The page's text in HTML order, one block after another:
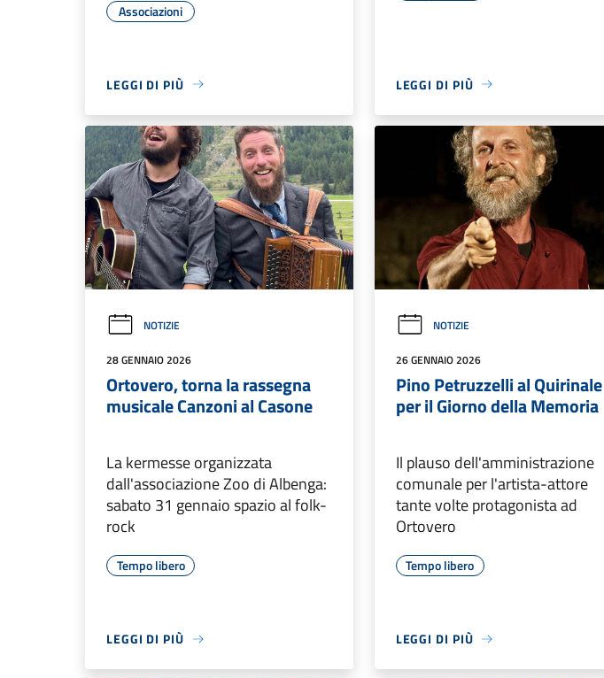
Associazioni
LEGGI DI PIÙ LEGGI DI PIÙ
NOTIZIE
28 GENNAIO 2026
Ortovero, torna la rassegna
musicale Canzoni al Casone
La kermesse organizzata
dall'associazione Zoo di Albenga:
sabato 31 gennaio spazio al folk-
rock
Tempo libero
LEGGI DI PIÙ
NOTIZIE
26 GENNAIO 2026
Pino Petruzzelli al Quirinale
per il Giorno della Memoria
Il plauso dell'amministrazione
comunale per l'artista-attore
tante volte protagonista ad
Ortovero
Tempo libero
LEGGI DI PIÙ